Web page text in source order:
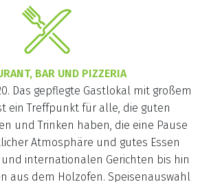
BAR UND PIZZERIA
Das gepflegte Gastlokal mit großem
ein Treffpunkt für alle, die guten
und Trinken haben, die eine Pause
Atmosphäre und gutes Essen
internationalen Gerichten bis hin
aus dem Holzofen. Speisenauswahl